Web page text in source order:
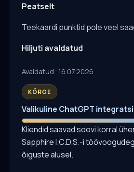
Peatselt
Teekaardi punktid pole veel
Hiljuti avaldatud
Avaldatud · 16.07.2026
KÕRGE
Valikuline ChatGPT
Kliendid saavad soovi korral
Sapphire I.C.D.S.-i
õiguste alusel.